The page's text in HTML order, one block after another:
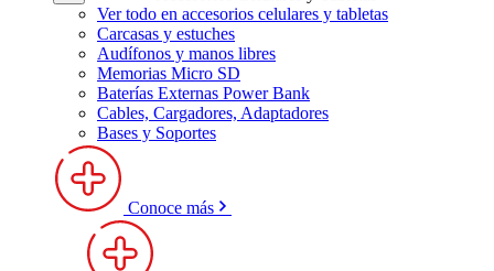
Ver todo en accesorios celulares y tabletas
Carcasas y estuches
Audífonos y manos libres
Memorias Micro SD
Baterías Externas Power Bank
Cables, Cargadores, Adaptadores
Bases y Soportes
Conoce más